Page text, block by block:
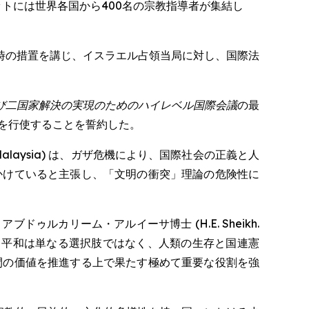
には世界各国から400名の宗教指導者が集結し
措置を講じ、イスラエル占領当局に対し、国際法
国家解決の実現のためのハイレベル国際会議の最
使することを誓約した。
は、ガザ危機により、国際社会の正義と人
ていると主張し、「文明の衝突」理論の危険性に
ドゥルカリーム・アルイーサ博士 (H.E. Sheikh.
和は単なる選択肢ではなく、人類の生存と国連憲
価値を推進する上で果たす極めて重要な役割を強